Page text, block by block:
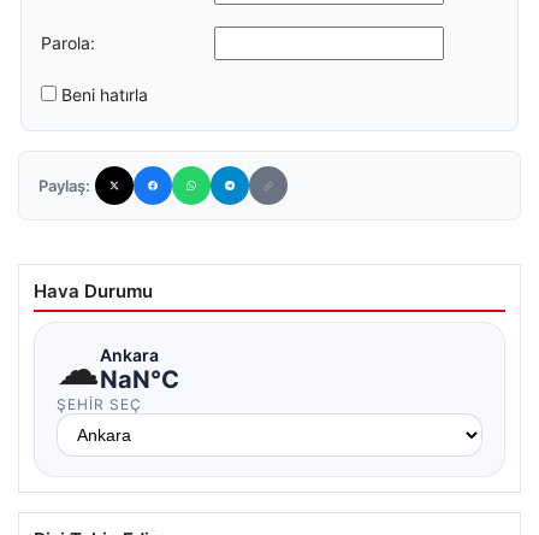
Parola:
Beni hatırla
Paylaş:
Hava Durumu
☁Ankara
NaN°C
ŞEHIR SEÇ